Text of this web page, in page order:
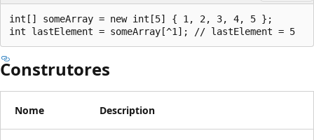
int[] someArray = new int[5] { 1, 2, 3, 4, 5 };
Construtores
Nome Description